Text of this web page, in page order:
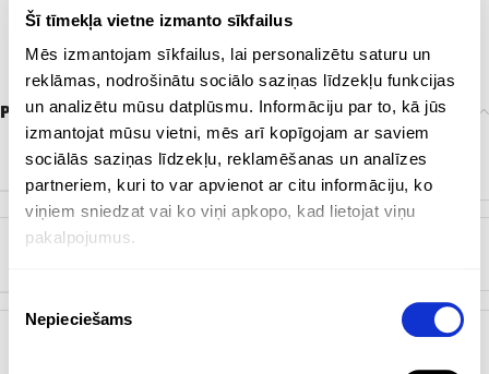
Šī tīmekļa vietne izmanto sīkfailus
Mēs izmantojam sīkfailus, lai personalizētu saturu un
reklāmas, nodrošinātu sociālo saziņas līdzekļu funkcijas
un analizētu mūsu datplūsmu. Informāciju par to, kā jūs
izmantojat mūsu vietni, mēs arī kopīgojam ar saviem
sociālās saziņas līdzekļu, reklamēšanas un analīzes
partneriem, kuri to var apvienot ar citu informāciju, ko
viņiem sniedzat vai ko viņi apkopo, kad lietojat viņu
pakalpojumus.
izvēle
Nepieciešams
Papildu informācija
KRĀSA Bēšīgs ,Debesu zils,Navy zils,Oranžs,Pelēks